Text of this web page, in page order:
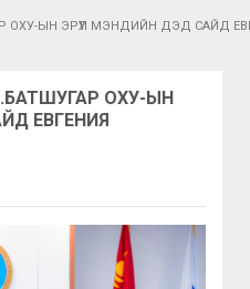
ОХУ-ЫН ЭРҮҮЛ МЭНДИЙН ДЭД САЙД
ОХУ-ЫН
ЕВГЕНИЯ